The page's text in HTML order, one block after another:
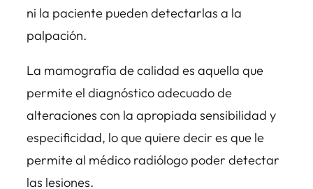
ni la paciente pueden detectarlas a la
palpación.
La mamografía de calidad es aquella que
permite el diagnóstico adecuado de
alteraciones con la apropiada sensibilidad y
especificidad, lo que quiere decir es que le
permite al médico radiólogo poder detectar
las lesiones.